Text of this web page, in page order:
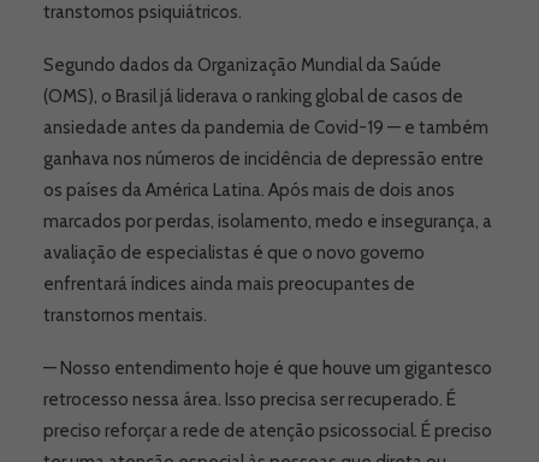
transtornos psiquiátricos.
Segundo dados da Organização Mundial da Saúde
(OMS), o Brasil já liderava o ranking global de casos de
ansiedade antes da pandemia de Covid-19 — e também
ganhava nos números de incidência de depressão entre
os países da América Latina. Após mais de dois anos
marcados por perdas, isolamento, medo e insegurança, a
avaliação de especialistas é que o novo governo
enfrentará índices ainda mais preocupantes de
transtornos mentais.
— Nosso entendimento hoje é que houve um gigantesco
retrocesso nessa área. Isso precisa ser recuperado. É
preciso reforçar a rede de atenção psicossocial. É preciso